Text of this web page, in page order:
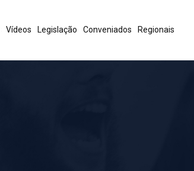
Vídeos Legislação Conveniados Regionais